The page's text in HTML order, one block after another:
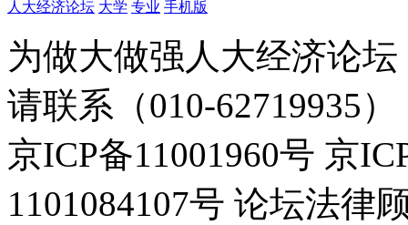
人大经济论坛 大学 专业 手机版
为做大做强人大经济论
请联系（010-62719935）
京ICP备11001960号 京
1101084107号 论坛法律